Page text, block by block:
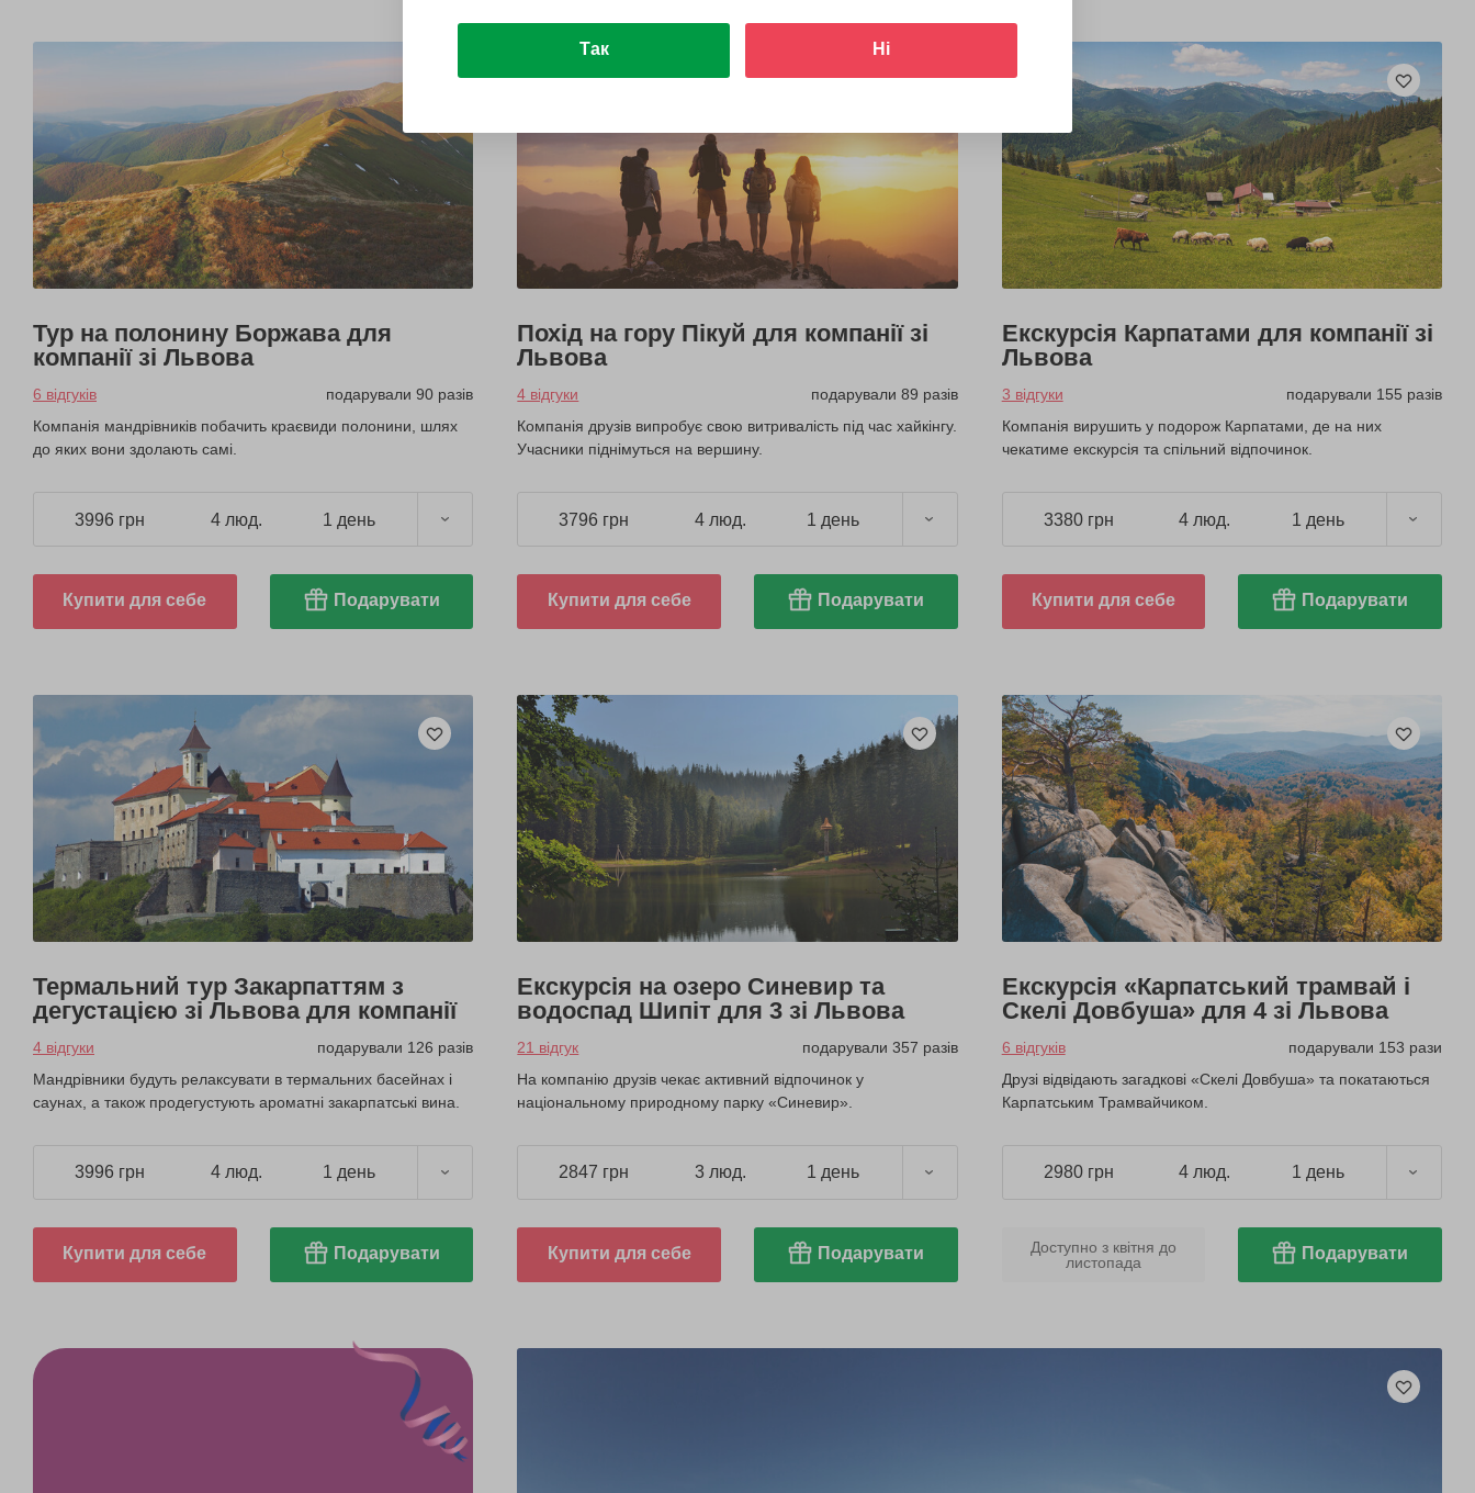
Тур на полонину Боржава для
компанії зі Львова
6 відгуків
подарували 90 разів
Компанія мандрівників побачить краєвиди полонини, шлях
до яких вони здолають самі.
3996 грн 4 люд. 1 день
Купити для себе Подарувати
Похід на гору Пікуй для компанії зі
Львова
4 відгуки
подарували 89 разів
Компанія друзів випробує свою витривалість під час хайкінгу.
Учасники піднімуться на вершину.
3796 грн 4 люд. 1 день
Купити для себе Подарувати
Екскурсія Карпатами для компанії зі
Львова
3 відгуки
подарували 155 разів
Компанія вирушить у подорож Карпатами, де на них
чекатиме екскурсія та спільний відпочинок.
3380 грн 4 люд. 1 день
Купити для себе Подарувати
Термальний тур Закарпаттям з
дегустацією зі Львова для компанії
4 відгуки
подарували 126 разів
Мандрівники будуть релаксувати в термальних басейнах і
саунах, а також продегустують ароматні закарпатські вина.
3996 грн 4 люд. 1 день
Купити для себе Подарувати
Екскурсія на озеро Синевир та
водоспад Шипіт для 3 зі Львова
21 відгук
подарували 357 разів
На компанію друзів чекає активний відпочинок у
національному природному парку «Синевир».
2847 грн 3 люд. 1 день
Купити для себе Подарувати
Екскурсія «Карпатський трамвай і
Скелі Довбуша» для 4 зі Львова
6 відгуків
подарували 153 рази
Друзі відвідають загадкові «Скелі Довбуша» та покатаються
Карпатським Трамвайчиком.
2980 грн 4 люд. 1 день
Доступно з квітня до
листопада
Подарувати
Так Ні